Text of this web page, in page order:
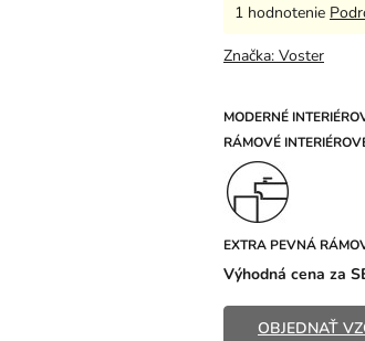
MODERNÉ
RÁMOVÉ
EXTRA PEVNÁ
Výhodná cena za
OBJEDNAŤ
Priemerné
produktu
z
5
hviezdičiek.
1 hodnotenie
Značka: Voster